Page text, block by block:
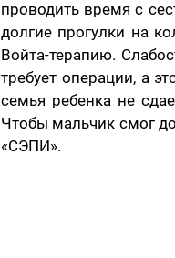
проводить время с
долгие прогулки на
Войта-терапию.
требует операции, а
семья ребенка не
Чтобы мальчик смог
«СЭПИ».